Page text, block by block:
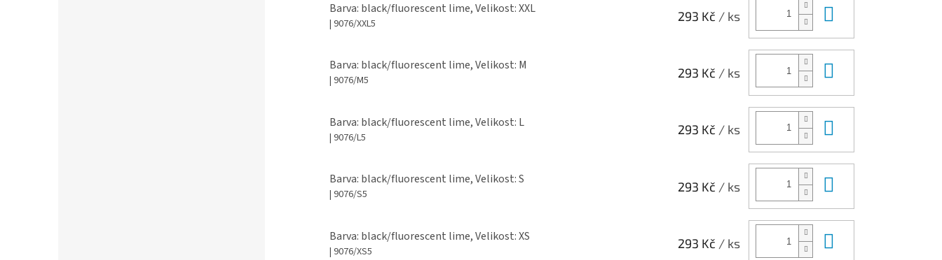
Barva: black/fluorescent lime, Velikost: XXL
| 9076/XXL5
293 Kč / ks
Barva: black/fluorescent lime, Velikost: M
| 9076/M5
293 Kč / ks
Barva: black/fluorescent lime, Velikost: L
| 9076/L5
293 Kč / ks
Barva: black/fluorescent lime, Velikost: S
| 9076/S5
293 Kč / ks
Barva: black/fluorescent lime, Velikost: XS
| 9076/XS5
293 Kč / ks